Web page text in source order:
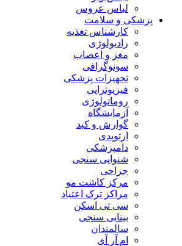
لباس عروس
پزشکی و سلامت
کارشناس تغذیه
رادیولوژی
مغز و اعصاب
سونوگرافی
تجهیزات پزشکی
فیزیوتراپی
روماتولوژی
آزمایشگاه
گوارش و کبد
ارتوپدی
دامپزشکی
شنوایی سنجی
جراحی
مرکز کاشت مو
مراکز ترک اعتیاد
سی تی اسکن
بینایی سنجی
سالمندان
ام آر آی